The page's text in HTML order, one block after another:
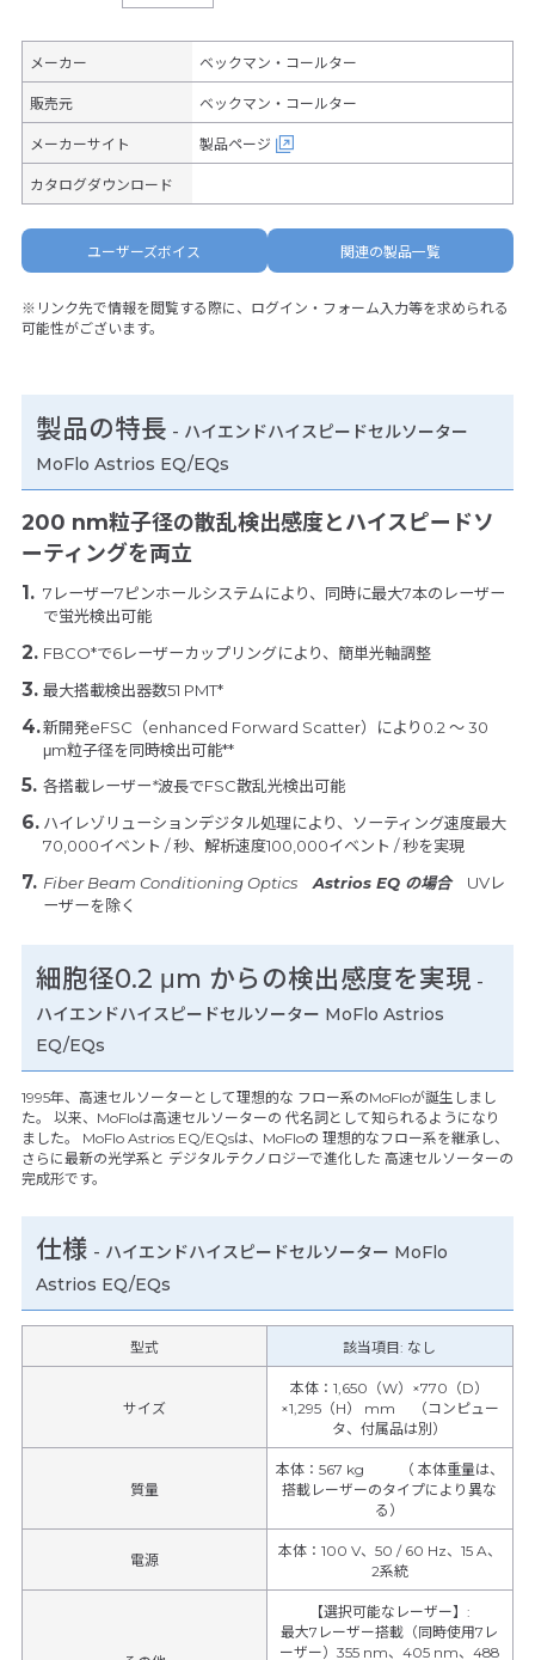
メーカー ベックマン・コールター
販売元 ベックマン・コールター
メーカーサイト 製品ページ
カタログダウンロード
ユーザーズボイス 関連の製品一覧
※リンク先で情報を閲覧する際に、ログイン・フォーム入力等を求められる
可能性がございます。
製品の特長 - ハイエンドハイスピードセルソーター
MoFlo Astrios EQ/EQs
200 nm粒子径の散乱検出感度とハイスピードソ
ーティングを両立
7レーザー7ピンホールシステムにより、同時に最大7本のレーザー
で蛍光検出可能
FBCO*で6レーザーカップリングにより、簡単光軸調整
最大搭載検出器数51 PMT*
新開発eFSC（enhanced Forward Scatter）により0.2 ～ 30
μm粒子径を同時検出可能**
各搭載レーザー*波長でFSC散乱光検出可能
ハイレゾリューションデジタル処理により、ソーティング速度最大
70,000イベント / 秒、解析速度100,000イベント / 秒を実現
Fiber Beam Conditioning OpticsAstrios EQ の場合 UVレ
ーザーを除く
細胞径0.2 μm からの検出感度を実現 -
ハイエンドハイスピードセルソーター MoFlo Astrios
EQ/EQs
1995年、高速セルソーターとして理想的な フロー系のMoFloが誕生しまし
た。 以来、MoFloは高速セルソーターの 代名詞として知られるようになり
ました。 MoFlo Astrios EQ/EQsは、MoFloの 理想的なフロー系を継承し、
さらに最新の光学系と デジタルテクノロジーで進化した 高速セルソーターの
完成形です。
仕様 - ハイエンドハイスピードセルソーター MoFlo
Astrios EQ/EQs
型式 該当項目: なし
サイズ
本体：1,650（W）×770（D）
×1,295（H） mm （コンピュー
タ、付属品は別）
質量
本体：567 kg （ 本体重量は、
搭載レーザーのタイプにより異な
る）
電源
本体：100 V、50 / 60 Hz、15 A、
2系統
【選択可能なレーザー】 :
最大7レーザー搭載（同時使用7レ
ーザー）355 nm、405 nm、488